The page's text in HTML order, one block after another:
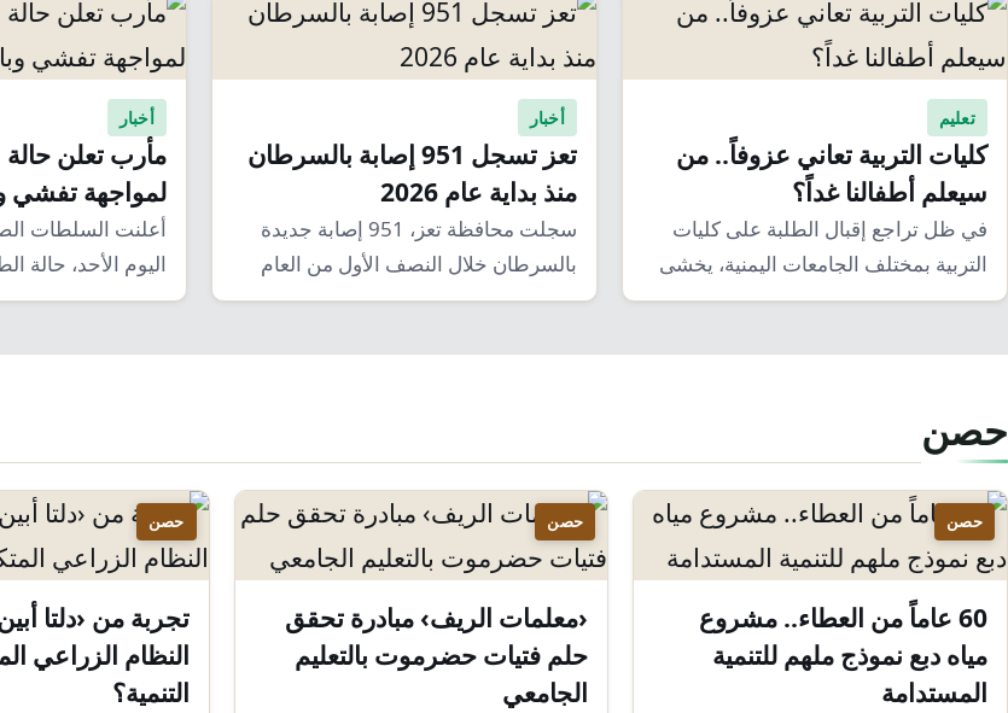
تعليم
كليات التربية تعاني عزوفاً.. من
سيعلم أطفالنا غداً؟
في ظل تراجع إقبال الطلبة على كليات
التربية بمختلف الجامعات اليمنية، يخشى
الكثير من…
أخبار
تعز تسجل 951 إصابة بالسرطان
منذ بداية عام 2026
سجلت محافظة تعز، 951 إصابة جديدة
بالسرطان خلال النصف الأول من العام
الجاري 2026،…
أخبار
مأرب تعلن
لمواجهة تفشي
أعلنت السلطات
اليوم الأحد، حالة
لمواجهة تفشي
حصن
حصن
​60 عاماً من العطاء.. مشروع
مياه دبع نموذج ملهم للتنمية
المستدامة
حصن
‹معلمات الريف› مبادرة تحقق
حلم فتيات حضرموت بالتعليم
الجامعي
حصن
تجربة من ‹دلتا
النظام الزراعي
التنمية؟